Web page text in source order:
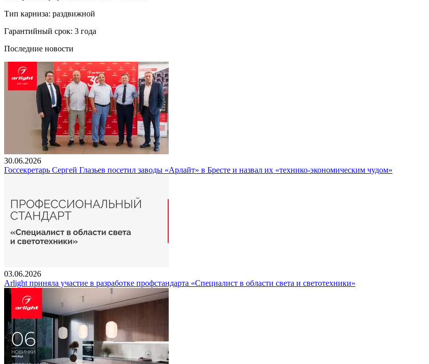
Тип карниза: раздвижной
Гарантийный срок: 3 года
Последние новости
30.06.2026
Госсекретарь Сергей Глазьев посетил заводы «Арлайт» в Бресте и назвал их «технико-экономическим чудом»
03.06.2026
Arlight приняла участие в разработке профстандарта «Специалист в области света и светотехники»